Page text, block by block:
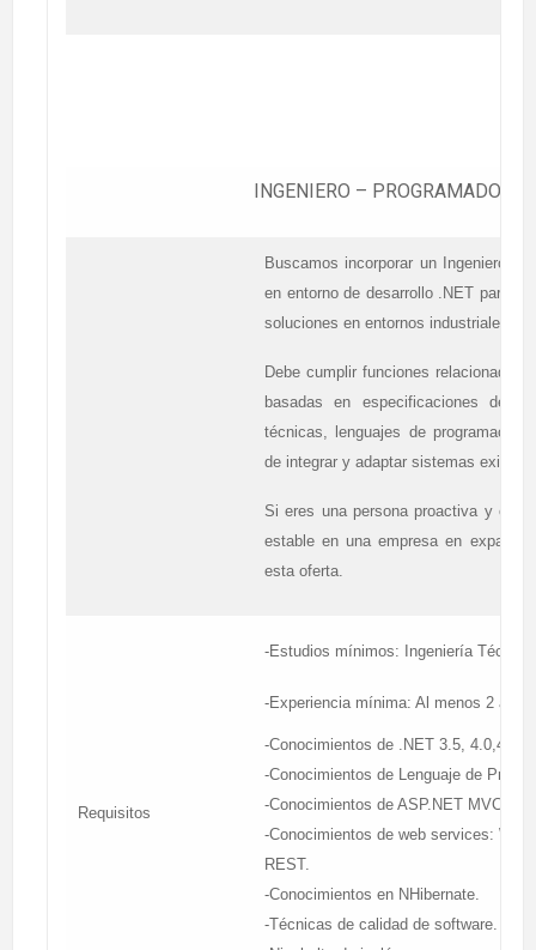
INGENIERO – PROGRAMADOR
Buscamos incorporar un Ingeniero –
en entorno de desarrollo .NET para
soluciones en entornos industriales.
Debe cumplir funciones relacionadas
basadas en especificaciones de
técnicas, lenguajes de
de integrar y adaptar sistemas
Si eres una persona proactiva y con
estable en una empresa en
esta oferta.
Requisitos
-Estudios mínimos: Ingeniería Técnica.
-Experiencia mínima: Al menos 2 años.
-Conocimientos de .NET 3.5, 4.0,4.5.
-Conocimientos de Lenguaje de
-Conocimientos de ASP.NET MVC.
-Conocimientos de web services:
REST.
-Conocimientos en NHibernate.
-Técnicas de calidad de software.